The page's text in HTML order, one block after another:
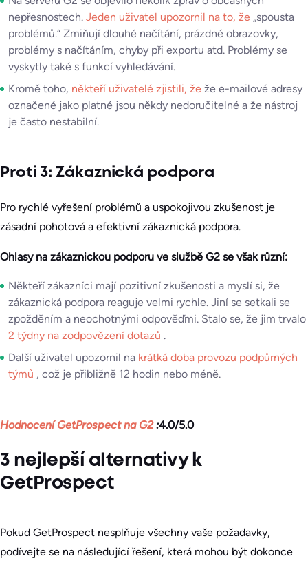
nepřesnostech. Jeden uživatel upozornil na to, že „spousta
problémů.“ Zmiňují dlouhé načítání, prázdné obrazovky,
problémy s načítáním, chyby při exportu atd. Problémy se
vyskytly také s funkcí vyhledávání.
Kromě toho, někteří uživatelé zjistili, že že e-mailové adresy
označené jako platné jsou někdy nedoručitelné a že nástroj
je často nestabilní.
Proti 3: Zákaznická podpora
Pro rychlé vyřešení problémů a uspokojivou zkušenost je
zásadní pohotová a efektivní zákaznická podpora.
Ohlasy na zákaznickou podporu ve službě G2 se však různí:
Někteří zákazníci mají pozitivní zkušenosti a myslí si, že
zákaznická podpora reaguje velmi rychle. Jiní se setkali se
zpožděním a neochotnými odpověďmi. Stalo se, že jim trvalo
2 týdny na zodpovězení dotazů .
Další uživatel upozornil na krátká doba provozu podpůrných
týmů , což je přibližně 12 hodin nebo méně.
Hodnocení GetProspect na G2 :4.0/5.0
3 nejlepší alternativy k
GetProspect
Pokud GetProspect nesplňuje všechny vaše požadavky,
podívejte se na následující řešení, která mohou být dokonce